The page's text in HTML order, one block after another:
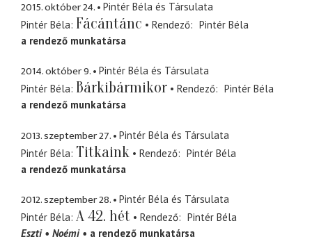
2015. október 24.
Pintér Béla és Társulata
Pintér Béla Fácántánc Rendező
Pintér Béla
a rendező munkatársa
2014. október 9.
Pintér Béla és Társulata
Pintér Béla Bárkibármikor Rendező
Pintér Béla
a rendező munkatársa
2013. szeptember 27.
Pintér Béla és Társulata
Pintér Béla Titkaink Rendező
Pintér Béla
a rendező munkatársa
2012. szeptember 28.
Pintér Béla és Társulata
Pintér Béla A 42. hét Rendező
Pintér Béla
Eszti
Noémi a rendező munkatársa